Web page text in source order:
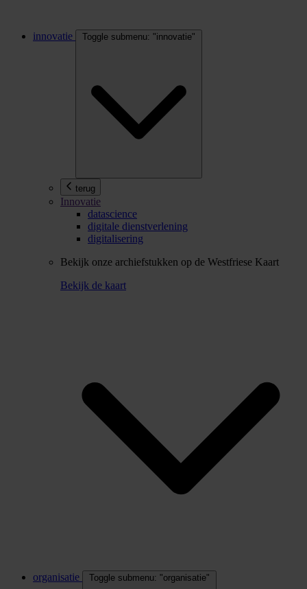
innovatie Toggle submenu: "innovatie"
terug
Innovatie
datascience
digitale dienstverlening
digitalisering
Bekijk onze archiefstukken op de Westfriese Kaart
Bekijk de kaart
organisatie Toggle submenu: "organisatie"